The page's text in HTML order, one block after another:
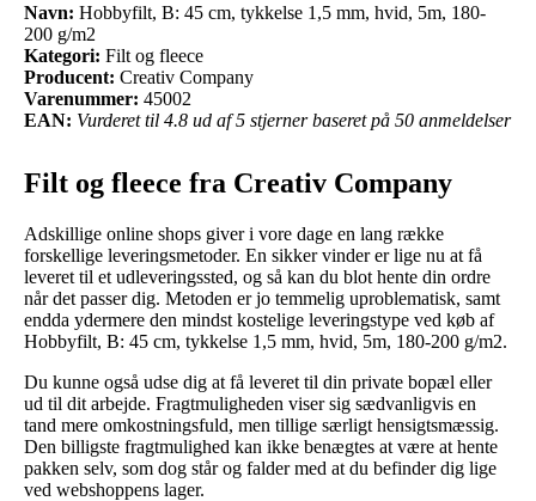
Navn: Hobbyfilt, B: 45 cm, tykkelse 1,5 mm, hvid, 5m, 180-
200 g/m2
Kategori: Filt og fleece
Producent: Creativ Company
Varenummer: 45002
EAN: Vurderet til 4.8 ud af 5 stjerner baseret på 50 anmeldelser
Filt og fleece fra Creativ Company
Adskillige online shops giver i vore dage en lang række
forskellige leveringsmetoder. En sikker vinder er lige nu at få
leveret til et udleveringssted, og så kan du blot hente din ordre
når det passer dig. Metoden er jo temmelig uproblematisk, samt
endda ydermere den mindst kostelige leveringstype ved køb af
Hobbyfilt, B: 45 cm, tykkelse 1,5 mm, hvid, 5m, 180-200 g/m2.
Du kunne også udse dig at få leveret til din private bopæl eller
ud til dit arbejde. Fragtmuligheden viser sig sædvanligvis en
tand mere omkostningsfuld, men tillige særligt hensigtsmæssig.
Den billigste fragtmulighed kan ikke benægtes at være at hente
pakken selv, som dog står og falder med at du befinder dig lige
ved webshoppens lager.